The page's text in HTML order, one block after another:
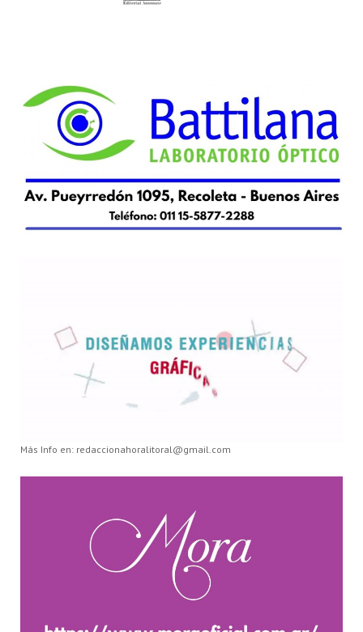
Más Info en: redaccionahoralitoral@gmail.com